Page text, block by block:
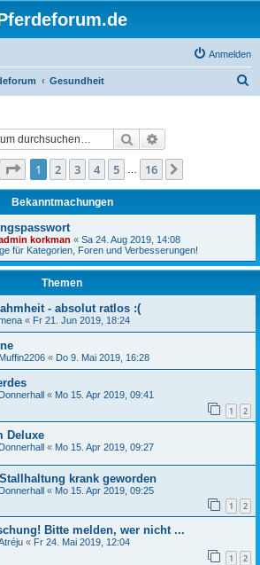
Anmelden
Gesundheit
Suche
Seite 1von 16
1 2 3 4 5 16
Bekanntmachungen
korkman « Sa 24. Aug 2019, 14:08
für Kategorien, Foren und Verbesserungen!
Themen
- absolut ratlos :(
« Fr 21. Jun 2019, 18:24
Muffin2206 « Do 9. Mai 2019, 16:28
Donnerhall « Mo 15. Apr 2019, 09:41
1 2
Deluxe
Donnerhall « Mo 15. Apr 2019, 09:27
krank geworden
Donnerhall « Mo 15. Apr 2019, 09:25
1 2
Bitte melden, wer nicht ...
« Fr 24. Mai 2019, 12:04
1 2